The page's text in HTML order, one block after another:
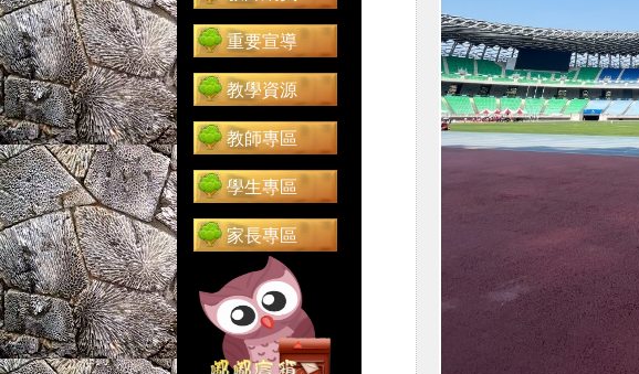
重要宣導
教學資源
教師專區
學生專區
家長專區